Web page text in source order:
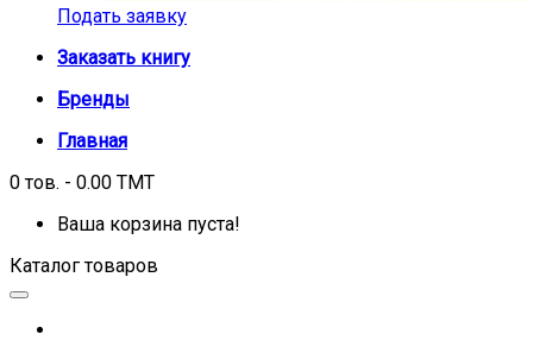
Подать заявку
Заказать книгу
Бренды
Главная
0 тов. - 0.00 TMT
Ваша корзина пуста!
Каталог товаров